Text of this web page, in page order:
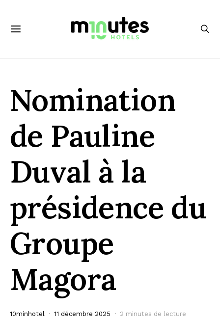
Nomination
de Pauline
Duval à la
présidence du
Groupe
Magora
10minhotel 11 décembre 2025 2 minutes de lecture